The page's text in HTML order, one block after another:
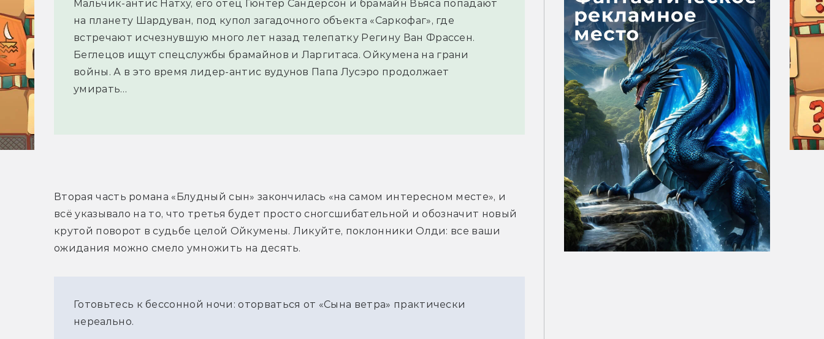
Мальчик-антис Натху, его отец Гюнтер Сандерсон и брамайн Вьяса попадают
на планету Шардуван, под купол загадочного объекта «Саркофаг», где
встречают исчезнувшую много лет назад телепатку Регину Ван Фрассен.
Беглецов ищут спецслужбы брамайнов и Ларгитаса. Ойкумена на грани
войны. А в это время лидер-антис вудунов Папа Лусэро продолжает
умирать…
Вторая часть романа «Блудный сын» закончилась «на самом интересном месте», и
всё указывало на то, что третья будет просто сногсшибательной и обозначит новый
крутой поворот в судьбе целой Ойкумены. Ликуйте, поклонники Олди: все ваши
ожидания можно смело умножить на десять.
Готовьтесь к бессонной ночи: оторваться от «Сына ветра» практически
нереально.